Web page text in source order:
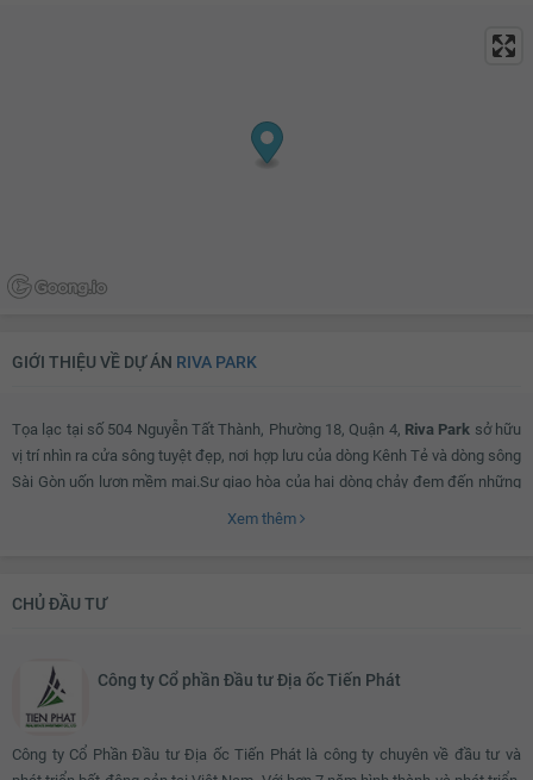
GIỚI THIỆU VỀ DỰ ÁN RIVA PARK
Tọa lạc tại số 504 Nguyễn Tất Thành, Phường 18, Quận 4, Riva Park sở hữu
vị trí nhìn ra cửa sông tuyệt đẹp, nơi hợp lưu của dòng Kênh Tẻ và dòng sông
Sài Gòn uốn lượn mềm mại.Sự giao hòa của hai dòng chảy đem đến những
tuy nhiên, ngay tại
Theo YouHomes , Riva Park
là dự án ven Sông Sài Gòn có vị trí đẹp và kiến
trúc hiện đại, thân thiện với môi trường.
Xem thêm
CHỦ ĐẦU TƯ
Công ty Cổ phần Đầu tư Địa ốc Tiến Phát
Công ty Cổ Phần Đầu tư Địa ốc Tiến Phát là công ty chuyên về đầu tư và